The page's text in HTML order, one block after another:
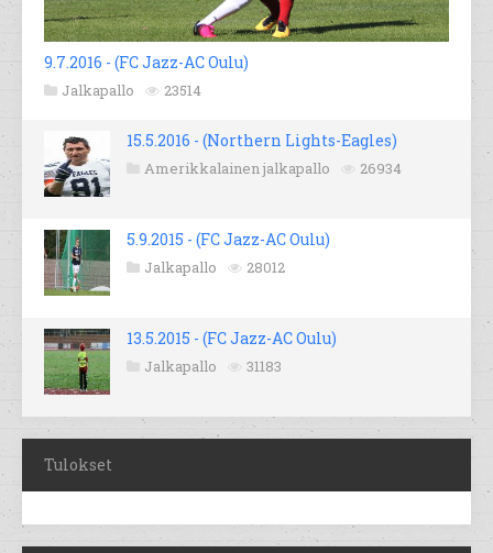
9.7.2016 - (FC Jazz-AC Oulu)
Jalkapallo 23514
15.5.2016 - (Northern Lights-Eagles)
Amerikkalainen jalkapallo 26934
5.9.2015 - (FC Jazz-AC Oulu)
Jalkapallo 28012
13.5.2015 - (FC Jazz-AC Oulu)
Jalkapallo 31183
Tulokset